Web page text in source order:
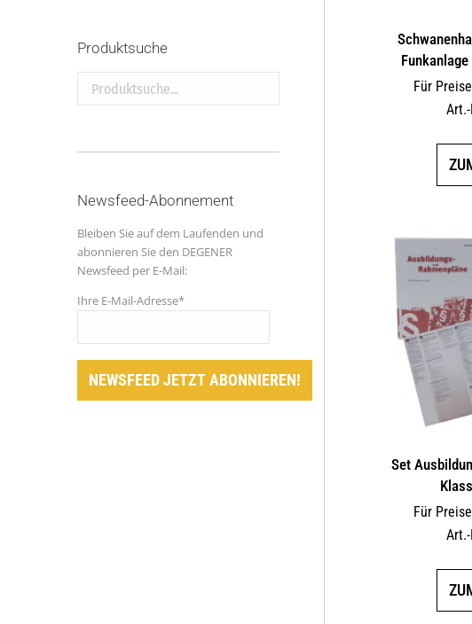
Für
Set
Für
Produktsuche
Produktsuche...
Newsfeed-Abonnement
Bleiben Sie auf dem Laufenden und
abonnieren Sie den DEGENER
Newsfeed per E-Mail:
Ihre E-Mail-Adresse*